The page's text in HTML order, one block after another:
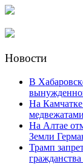
Новости
В
На
На Алтае
Земли
Трамп